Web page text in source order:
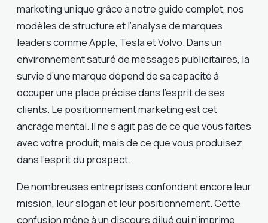
marketing unique grâce à notre guide complet, nos
modèles de structure et l’analyse de marques
leaders comme Apple, Tesla et Volvo. Dans un
environnement saturé de messages publicitaires, la
survie d’une marque dépend de sa capacité à
occuper une place précise dans l’esprit de ses
clients. Le positionnement marketing est cet
ancrage mental. Il ne s’agit pas de ce que vous faites
avec votre produit, mais de ce que vous produisez
dans l’esprit du prospect.
De nombreuses entreprises confondent encore leur
mission, leur slogan et leur positionnement. Cette
confusion mène à un discours dilué qui n’imprime